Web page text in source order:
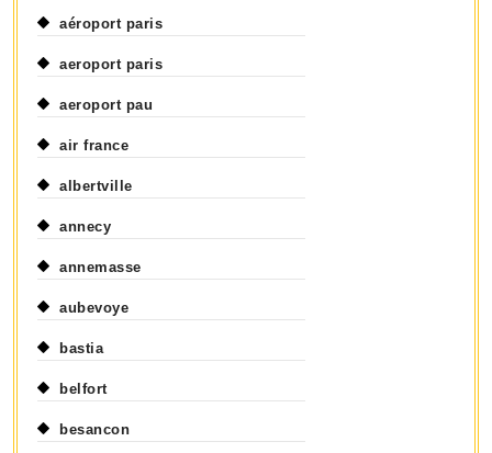
aéroport paris
aeroport paris
aeroport pau
air france
albertville
annecy
annemasse
aubevoye
bastia
belfort
besancon